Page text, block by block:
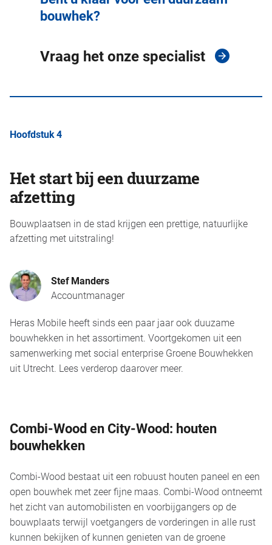
bouwhek?
Vraag het onze specialist
Hoofdstuk 4
Het start bij een duurzame
afzetting
Bouwplaatsen in de stad krijgen een prettige, natuurlijke
afzetting met uitstraling!
Stef Manders
Accountmanager
Heras Mobile heeft sinds een paar jaar ook duuzame
bouwhekken in het assortiment. Voortgekomen uit een
samenwerking met social enterprise Groene Bouwhekken
uit Utrecht. Lees verderop daarover meer.
Combi-Wood en City-Wood: houten
bouwhekken
Combi-Wood bestaat uit een robuust houten paneel en een
open bouwhek met zeer fijne maas. Combi-Wood ontneemt
het zicht van automobilisten en voorbijgangers op de
bouwplaats terwijl voetgangers de vorderingen in alle rust
kunnen bekijken of kunnen genieten van de groene